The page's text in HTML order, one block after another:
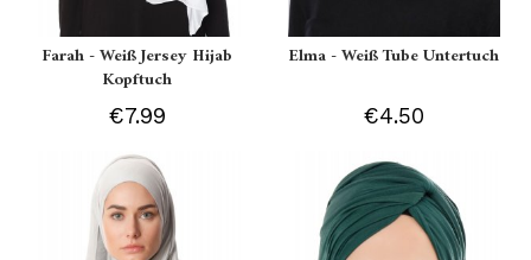
Farah - Weiß Jersey Hijab
Kopftuch
€7.99
Elma - Weiß Tube Untertuch
€4.50